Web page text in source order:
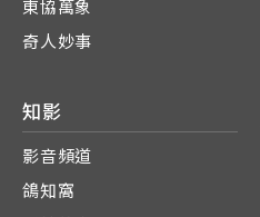
東協萬象
奇人妙事
知影
影音頻道
鴿知窩